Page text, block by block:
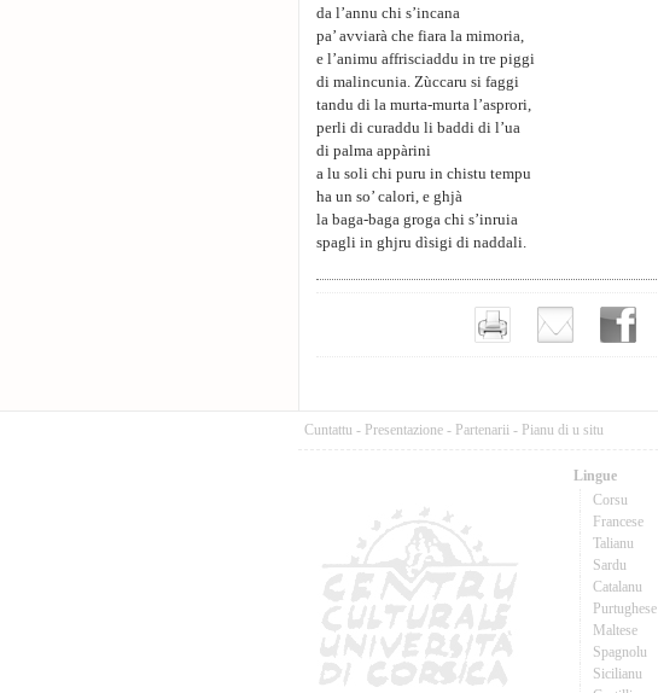
da l’annu chi s’incana
pa’ avviarà che fiara la mimoria,
e l’animu affrisciaddu in tre piggi
di malincunia. Zùccaru si faggi
tandu di la murta-murta l’asprori,
perli di curaddu li baddi di l’ua
di palma appàrini
a lu soli chi puru in chistu tempu
ha un so’ calori, e ghjà
la baga-baga groga chi s’inruia
spagli in ghjru dìsigi di naddali.
Cuntattu - Presentazione - Partenarii - Pianu di u situ
Lingue
Corsu
Francese
Talianu
Sardu
Catalanu
Purtughese
Maltese
Spagnolu
Sicilianu